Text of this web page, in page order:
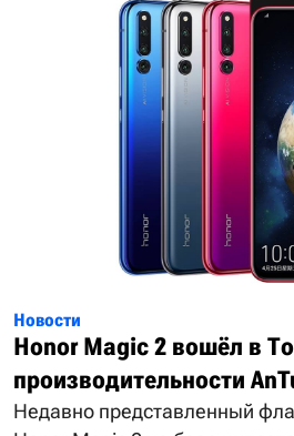
Новости
Honor Magic 2 вошёл в
производительности
Недавно представленный